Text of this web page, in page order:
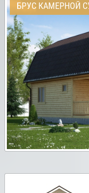
БРУС КАМЕРНОЙ